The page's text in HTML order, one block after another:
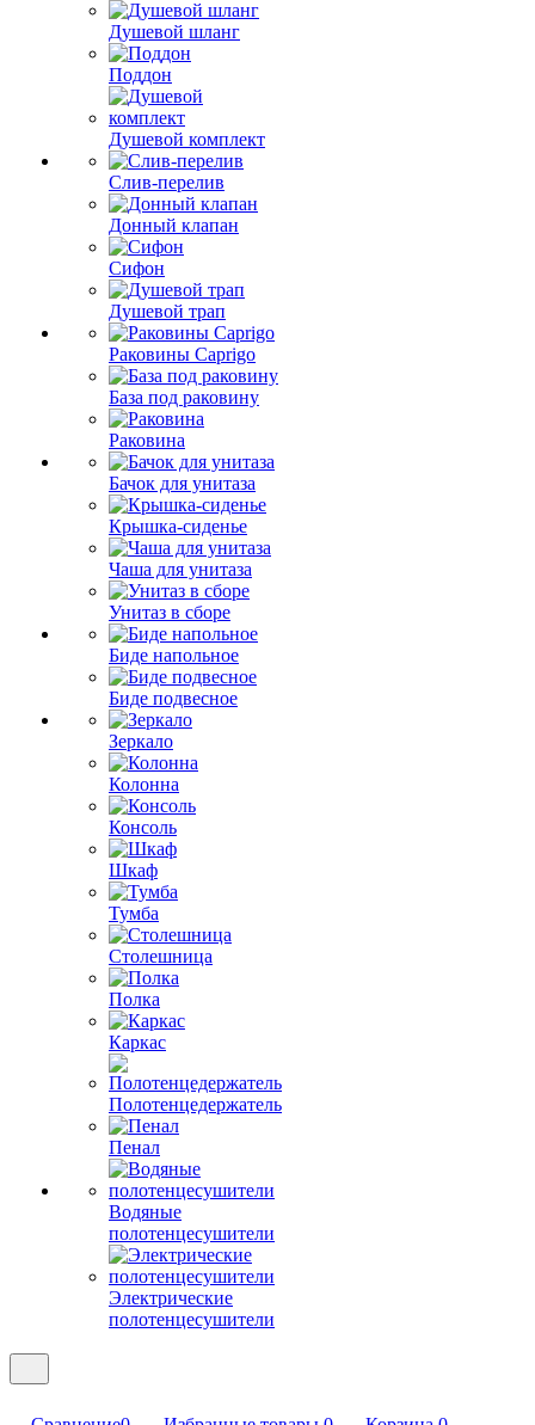
Душевой шланг
Поддон
Душевой комплект
Слив-перелив
Донный клапан
Сифон
Душевой трап
Раковины Caprigo
База под раковину
Раковина
Бачок для унитаза
Крышка-сиденье
Чаша для унитаза
Унитаз в сборе
Биде напольное
Биде подвесное
Зеркало
Колонна
Консоль
Шкаф
Тумба
Столешница
Полка
Каркас
Полотенцедержатель
Пенал
Водяные
полотенцесушители
Электрические
полотенцесушители